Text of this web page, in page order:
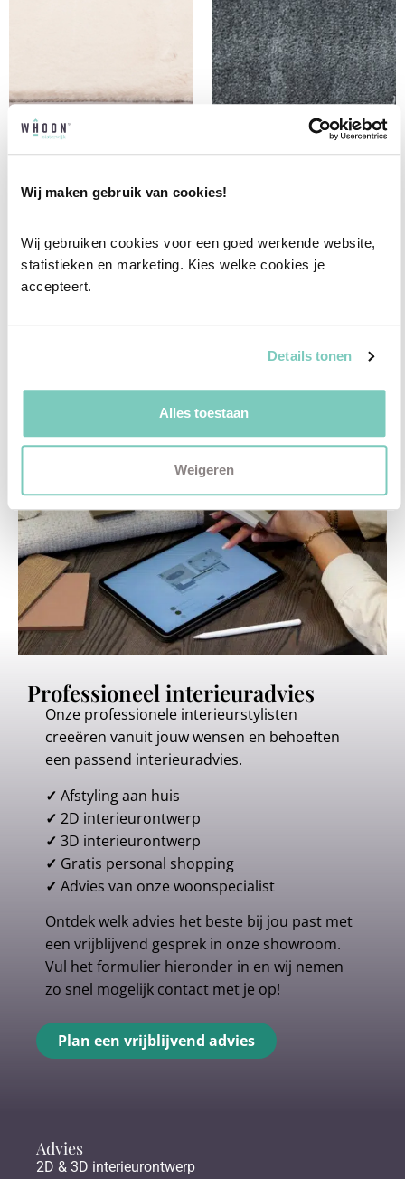
Wij maken gebruik van cookies!
Wij gebruiken cookies voor een goed werkende website,
statistieken en marketing. Kies welke cookies je
accepteert.
Details tonen
Alles toestaan
Weigeren
VLOERKLEED PLUSH
vanaf:€370,00
Professioneel interieuradvies
Onze professionele interieurstylisten
creeëren vanuit jouw wensen en behoeften
een passend interieuradvies.
✓ Afstyling aan huis
✓ 2D interieurontwerp
✓ 3D interieurontwerp
✓ Gratis personal shopping
✓ Advies van onze woonspecialist
Ontdek welk advies het beste bij jou past met
een vrijblijvend gesprek in onze showroom.
Vul het formulier hieronder in en wij nemen
zo snel mogelijk contact met je op!
Plan een vrijblijvend advies
Advies
2D & 3D interieurontwerp